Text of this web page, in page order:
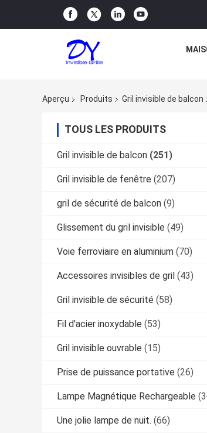
Aperçu Produits Gril invisible de balcon
TOUS LES PRODUITS
Gril invisible de balcon (251)
Gril invisible de fenêtre (207)
gril de sécurité de balcon (9)
Glissement du gril invisible (49)
Voie ferroviaire en aluminium (70)
Accessoires invisibles de gril (43)
Gril invisible de sécurité (58)
Fil d'acier inoxydable (53)
Gril invisible ouvrable (15)
Prise de puissance portative (26)
Lampe Magnétique Rechargeable
Une jolie lampe de nuit. (66)